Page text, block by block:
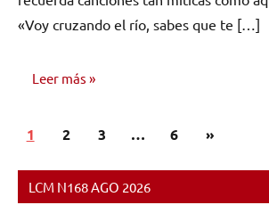
«Voy cruzando el río, sabes que te […]
Leer más
OPINIÓN
Paginación
entradas
1 2 3 … 6
Siguientes
»
LCM N168 AGO 2026